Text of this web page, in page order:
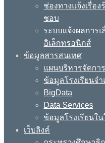
ช่องทางแจ้งเรื่อ
ชอบ
ระบบแจ้งผลการ
อิเล็กทรอนิกส์
ข้อมูลสารสนเทศ
แผนบริหารจัดก
ข้อมูลโรงเรียนจ
BigData
Data Services
ข้อมูลโรงเรียนใ
เว็บลิงค์